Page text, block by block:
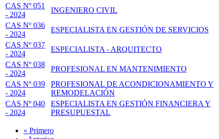
CAS Nº 051
- 2024
INGENIERO CIVIL
CAS Nº 036
- 2024
ESPECIALISTA EN GESTIÓN DE SERVICIOS
CAS Nº 037
- 2024
ESPECIALISTA - ARQUITECTO
CAS Nº 038
- 2024
PROFESIONAL EN MANTENIMIENTO
CAS Nº 039
- 2024
PROFESIONAL DE ACONDICIONAMIENTO Y
REMODELACIÓN
CAS Nº 040
- 2024
ESPECIALISTA EN GESTIÓN FINANCIERA Y
PRESUPUESTAL
Primera
« Primero